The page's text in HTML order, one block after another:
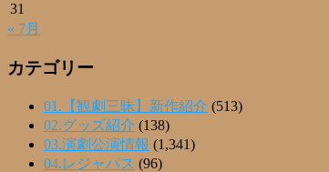
31
« 7月
カテゴリー
01.【観劇三昧】新作紹介 (513)
02.グッズ紹介 (138)
03.演劇公演情報 (1,341)
04.レジャパス (96)